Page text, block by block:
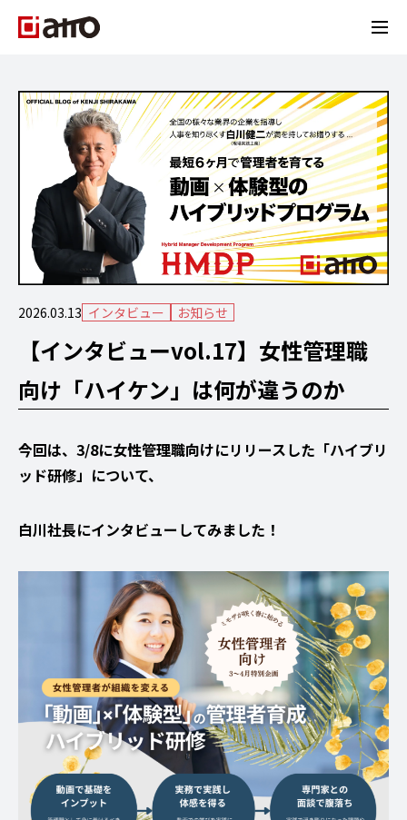
2026.03.13 インタビュー お知らせ
【インタビューvol.17】女性管理職
向け「ハイケン」は何が違うのか
今回は、3/8に女性管理職向けにリリースした「ハイブリ
ッド研修」について、
白川社長にインタビューしてみました！